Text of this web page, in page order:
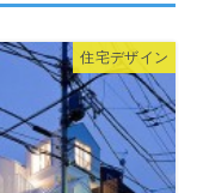
住宅デザイン